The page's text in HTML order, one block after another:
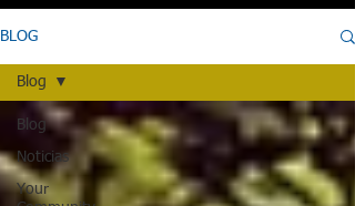
BLOG
Blog
Noticias
Your
Blog